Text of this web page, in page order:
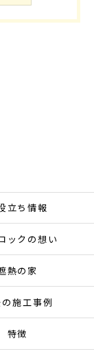
立ち情報
ックの想い
熱の家
施工事例
特徴